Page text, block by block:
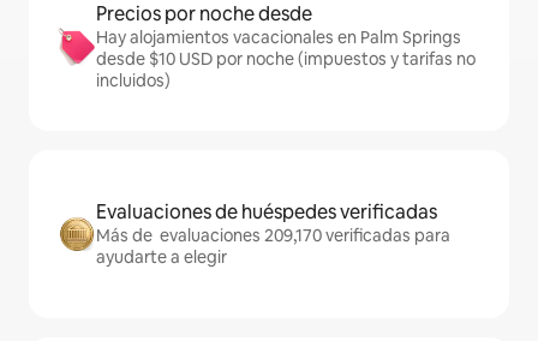
Precios por noche desde
Hay alojamientos vacacionales en Palm Springs
desde $10 USD por noche (impuestos y tarifas no
incluidos)
Evaluaciones de huéspedes verificadas
Más de evaluaciones 209,170 verificadas para
ayudarte a elegir